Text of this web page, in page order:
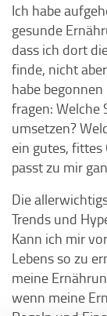
Ich habe
gesunde
dass ich dort
finde, nicht
habe
fragen: Welche
umsetzen?
ein gutes, fittes
passt zu mir
Die
Trends und
Kann ich mir
Lebens so zu
meine
wenn meine